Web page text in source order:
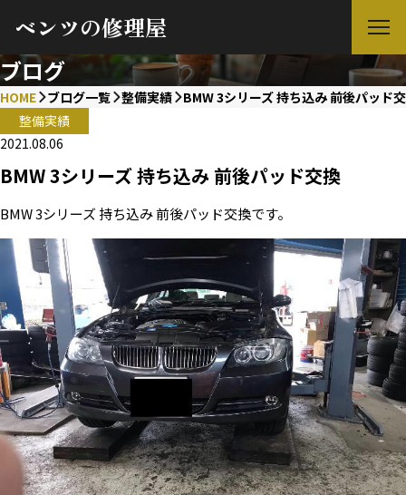
ベンツの修理屋
ブログ
HOME ブログ一覧 整備実績
BMW 3シリーズ 持ち込み 前後パッド
整備実績
2021.08.06
BMW 3シリーズ 持ち込み 前後パッド交換
BMW 3シリーズ 持ち込み 前後パッド交換です。